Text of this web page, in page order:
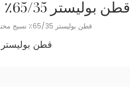
قطن بوليستر 65/35٪ نسيج مختلط
قطن بوليستر 65/35٪ نسيج مختلط
قطن بوليستر 65/35٪ نسيج مختلط